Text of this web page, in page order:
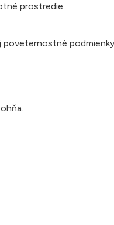
prostredie.